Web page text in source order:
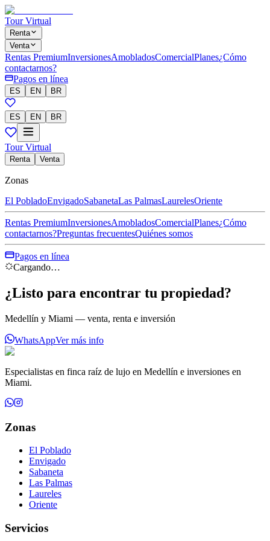
Tour Virtual
Renta
Venta
Rentas PremiumInversionesAmobladosComercialPlanes¿Cómo
contactarnos?
Pagos en línea
ES EN BR
ES EN BR
Tour Virtual
Renta Venta
Zonas
El PobladoEnvigadoSabanetaLas PalmasLaurelesOriente
Rentas PremiumInversionesAmobladosComercialPlanes¿Cómo
contactarnos?Preguntas frecuentesQuiénes somos
Pagos en línea
Cargando…
¿Listo para encontrar tu propiedad?
Medellín y Miami — venta, renta e inversión
WhatsAppVer más info
Especialistas en finca raíz de lujo en Medellín e inversiones en
Miami.
Zonas
El Poblado
Envigado
Sabaneta
Las Palmas
Laureles
Oriente
Servicios